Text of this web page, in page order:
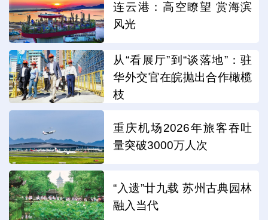
连云港：高空瞭望 赏海滨
风光
从“看展厅”到“谈落地”：驻
华外交官在皖抛出合作橄榄
枝
重庆机场2026年旅客吞吐
量突破3000万人次
“入遗”廿九载 苏州古典园林
融入当代